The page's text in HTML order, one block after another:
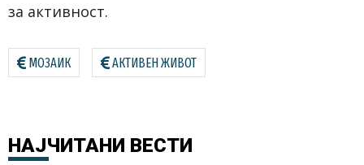
за активност.
МОЗАИК АКТИВЕН ЖИВОТ
НАЈЧИТАНИ ВЕСТИ